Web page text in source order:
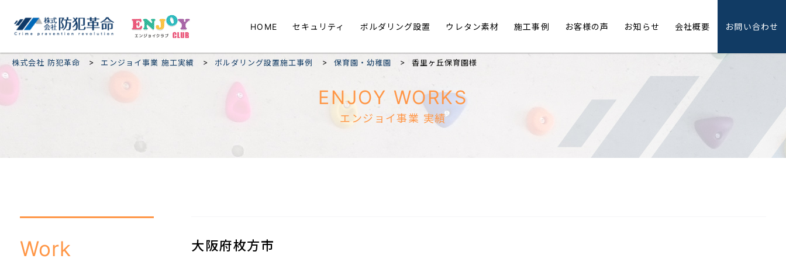
HOME セキュリティ ボルダリング設置 ウレタン素材 施工事例 お客様の声 お知らせ 会社概要 お問い合わせ
株式会社 防犯革命 > エンジョイ事業 施工実績 > ボルダリング設置施工事例 > 保育園・幼稚園 > 香里ヶ丘保育園様
ENJOY WORKS
エンジョイ事業 実績
Work
大阪府枚方市